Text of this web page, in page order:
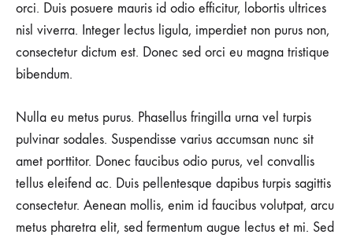
orci. Duis posuere mauris id odio efficitur, lobortis ultrices
nisl viverra. Integer lectus ligula, imperdiet non purus non,
consectetur dictum est. Donec sed orci eu magna tristique
bibendum.
Nulla eu metus purus. Phasellus fringilla urna vel turpis
pulvinar sodales. Suspendisse varius accumsan nunc sit
amet porttitor. Donec faucibus odio purus, vel convallis
tellus eleifend ac. Duis pellentesque dapibus turpis sagittis
consectetur. Aenean mollis, enim id faucibus volutpat, arcu
metus pharetra elit, sed fermentum augue lectus et mi. Sed